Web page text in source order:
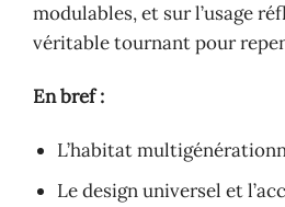
modulables, et sur l’usage
véritable tournant pour
En bref :
L’habitat
Le design universel et